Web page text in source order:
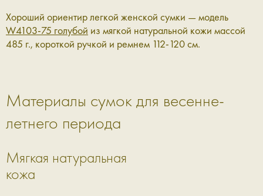
Хороший ориентир легкой женской сумки — модель
W4103-75 голубой из мягкой натуральной кожи массой
485 г., короткой ручкой и ремнем 112-120 см.
Материалы сумок для весенне-
летнего периода
Мягкая натуральная
кожа